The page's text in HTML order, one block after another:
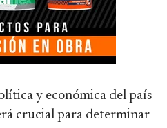
y económica del país
crucial para determinar